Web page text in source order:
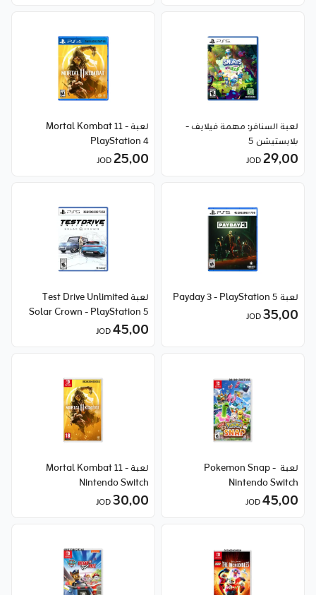
لعبة السنافر: مهمة فيلايف -
بلايستيشن 5
29٫00
لعبة Mortal Kombat 11 -
PlayStation 4
25٫00
لعبة Payday 3 - PlayStation 5
35٫00
لعبة Test Drive Unlimited
Solar Crown - PlayStation 5
45٫00
لعبة Pokemon Snap -
Nintendo Switch
45٫00
لعبة Mortal Kombat 11 -
Nintendo Switch
30٫00